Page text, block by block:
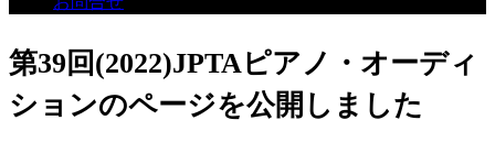
第39回(2022)JPTAピアノ・オーディ
ションのページを公開しました